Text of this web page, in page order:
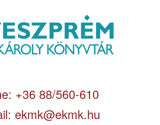
+36 88/560-610
ekmk@ekmk.hu